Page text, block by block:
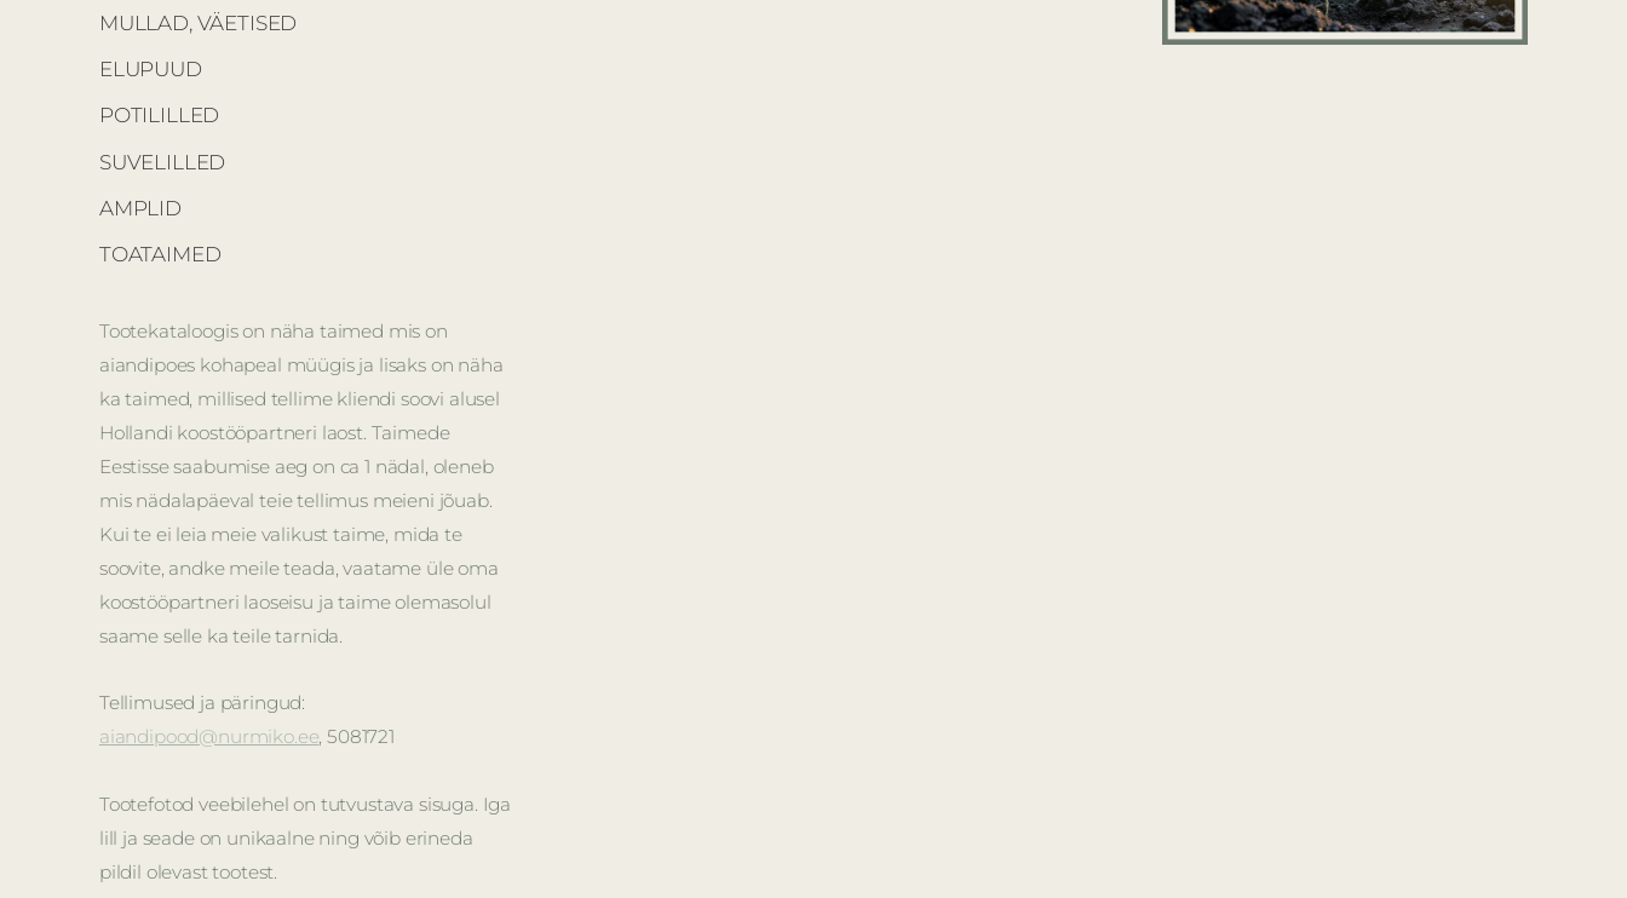
MULLAD, VÄETISED
ELUPUUD
POTILILLED
SUVELILLED
AMPLID
TOATAIMED
Tootekataloogis on näha taimed mis on
aiandipoes kohapeal müügis ja lisaks on näha
ka taimed, millised tellime kliendi soovi alusel
Hollandi koostööpartneri laost. Taimede
Eestisse saabumise aeg on ca 1 nädal, oleneb
mis nädalapäeval teie tellimus meieni jõuab.
Kui te ei leia meie valikust taime, mida te
soovite, andke meile teada, vaatame üle oma
koostööpartneri laoseisu ja taime olemasolul
saame selle ka teile tarnida.
Tellimused ja päringud:
aiandipood@nurmiko.ee, 5081721
Tootefotod veebilehel on tutvustava sisuga. Iga
lill ja seade on unikaalne ning võib erineda
pildil olevast tootest.